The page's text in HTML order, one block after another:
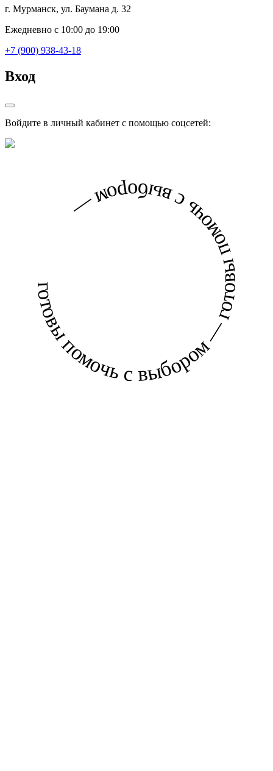
г. Мурманск, ул. Баумана д. 32
Ежедневно с 10:00 до 19:00
+7 (900) 938-43-18
Вход
Войдите в личный кабинет с помощью соцсетей:
готовы помочь с выбором — готовы помочь с выбором —